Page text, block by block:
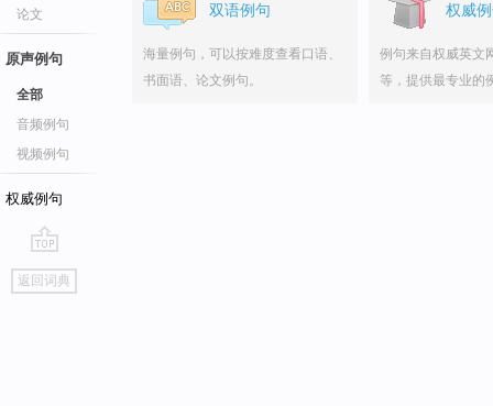
论文
原声例句
全部
音频例句
视频例句
权威例句
go
top
返回词典
双语例句
海量例句，可以按难度查看口语、
书面语、论文例句。
权威
例句来自权威英文
等，提供最专业的